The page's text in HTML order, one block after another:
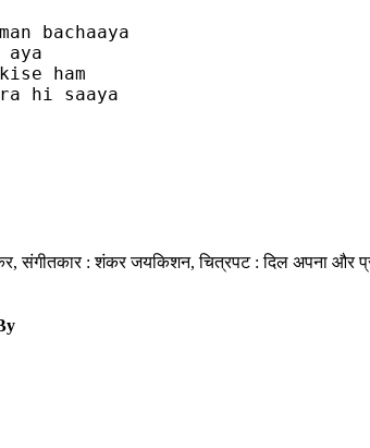
bachaaya
ham
hi saaya
संगीतकार : शंकर जयकिशन, चित्रपट : दिल अपना और